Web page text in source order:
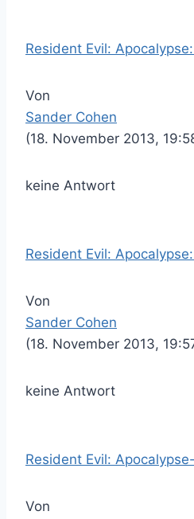
Resident Evil:
Von
Sander Cohen
(18. November 2013,
keine Antwort
Resident Evil:
Von
Sander Cohen
(18. November 2013,
keine Antwort
Resident Evil:
Von